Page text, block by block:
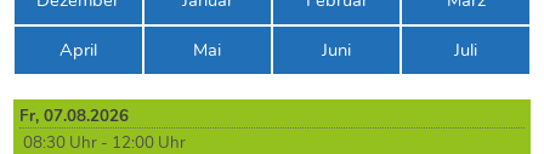
April Mai Juni Juli
Fr,07.08.2026
08:30 Uhr - 12:00 Uhr